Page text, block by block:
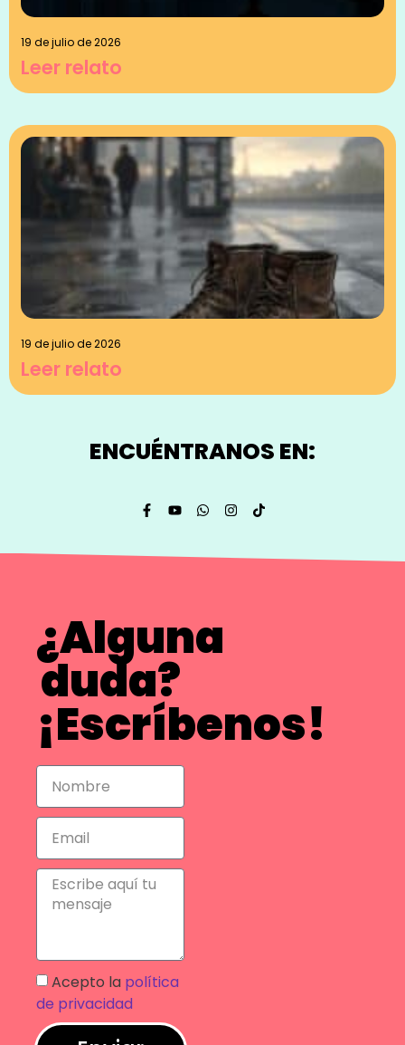
19 de julio de 2026
Leer relato
19 de julio de 2026
Leer relato
ENCUÉNTRANOS EN:
¿Alguna
duda?
¡Escríbenos!
Acepto la política
de privacidad